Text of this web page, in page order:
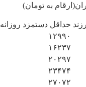
حداقل دستمزد روزانه
۱۲۹۹۰
۱۶۲۳۷
۲۰۲۹۷
۲۳۴۷۴
۲۷۰۷۲